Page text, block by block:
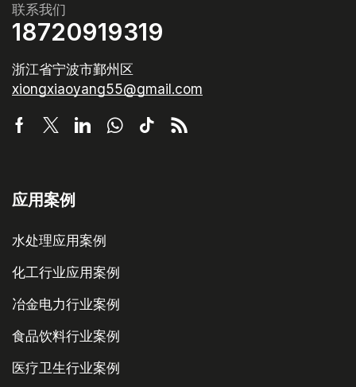
联系我们
18720919319
浙江省宁波市鄞州区
xiongxiaoyang55@gmail.com
应用案例
水处理应用案例
化工行业应用案例
冶金电力行业案例
食品饮料行业案例
医疗卫生行业案例